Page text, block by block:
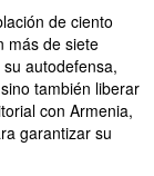
de ciento
más de siete
autodefensa,
también liberar
con Armenia,
garantizar su